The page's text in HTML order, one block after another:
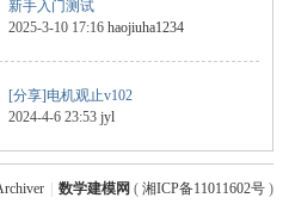
新手入门测试
2025-3-10 17:16haojiuha1234
[分享]电机观止v102
2024-4-6 23:53jyl
数学建模网 ( 湘ICP备11011602号)